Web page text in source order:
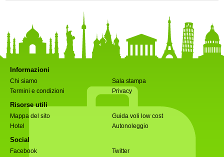
Informazioni
Chi siamo
Sala stampa
Termini e condizioni
Privacy
Risorse utili
Mappa del sito
Guida voli low cost
Hotel
Autonoleggio
Social
Facebook Twitter